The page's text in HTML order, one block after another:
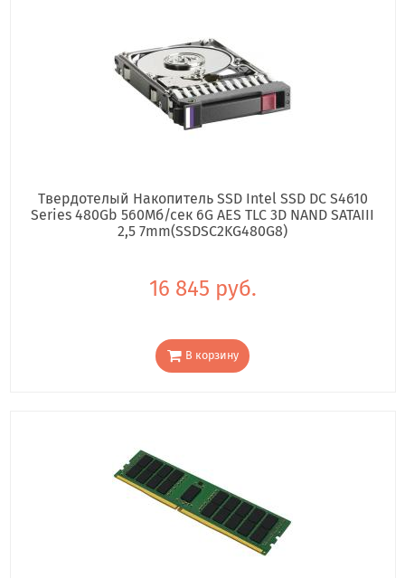
Твердотелый Накопитель SSD Intel SSD DC S4610
Series 480Gb 560Мб/сек 6G AES TLC 3D NAND SATAIII
2,5 7mm(SSDSC2KG480G8)
16 845 руб.
В корзину